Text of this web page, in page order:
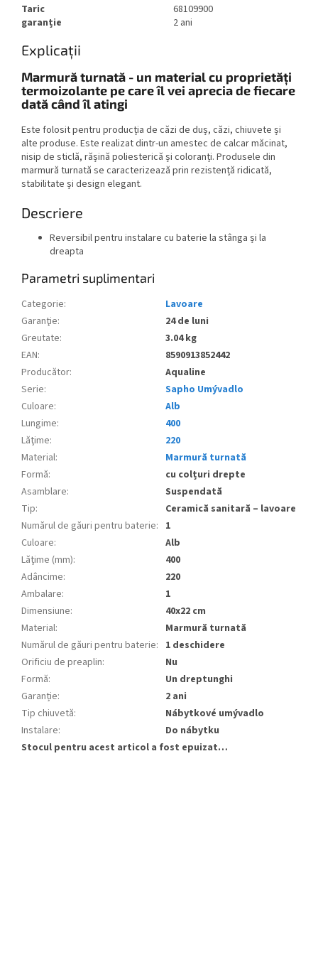
Taric
68109900
garanție
2 ani
Explicații
Marmură turnată - un material cu proprietăți
termoizolante pe care îl vei aprecia de fiecare
dată când îl atingi
Este folosit pentru producția de căzi de duș, căzi, chiuvete și
alte produse. Este realizat dintr-un amestec de calcar măcinat,
nisip de sticlă, rășină poliesterică și coloranți. Produsele din
marmură turnată se caracterizează prin rezistență ridicată,
stabilitate și design elegant.
Descriere
Reversibil pentru instalare cu baterie la stânga și la
dreapta
Parametri suplimentari
Categorie:
Lavoare
Garanţie:
24 de luni
Greutate:
3.04 kg
EAN:
8590913852442
Producător:
Aqualine
Serie:
Sapho Umývadlo
Culoare:
Alb
Lungime:
400
Lăţime:
220
Material:
Marmură turnată
Formă:
cu colțuri drepte
Asamblare:
Suspendată
Tip:
Ceramică sanitară – lavoare
Numărul de găuri pentru baterie: 1
Culoare:
Alb
Lăţime (mm):
400
Adâncime:
220
Ambalare:
1
Dimensiune:
40x22 cm
Material:
Marmură turnată
Numărul de găuri pentru baterie: 1 deschidere
Orificiu de preaplin:
Nu
Formă:
Un dreptunghi
Garanție:
2 ani
Tip chiuvetă:
Nábytkové umývadlo
Instalare:
Do nábytku
Stocul pentru acest articol a fost epuizat…